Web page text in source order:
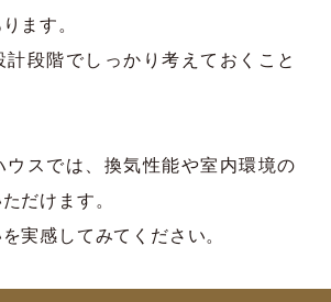
ます。
計段階でしっかり考えておくこと
ウスでは、換気性能や室内環境の
だけます。
実感してみてください。